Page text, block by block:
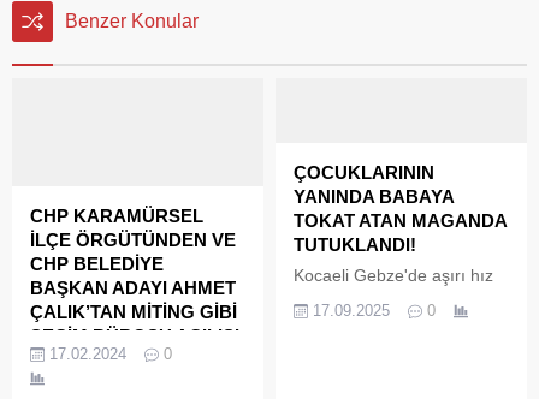
Benzer Konular
CHP KARAMÜRSEL
İLÇE ÖRGÜTÜNDEN VE
CHP BELEDİYE
BAŞKAN ADAYI AHMET
ÇALIK’TAN MİTİNG GİBİ
SEÇİM BÜROSU AÇILIŞI
Cumhuriyet Halk Partisi
Karamürsel Belediye
17.02.2024 0
ÇOCUKLARININ
YANINDA BABAYA
TOKAT ATAN MAGANDA
TUTUKLANDI!
Kocaeli Gebze'de aşırı hız
babaya çocuklarının
17.09.2025 0